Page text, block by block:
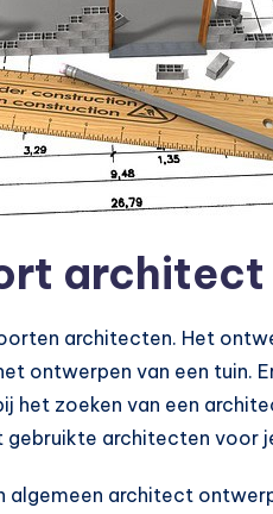
architect
architecten. Het
ontwerpen van een tuin.
het zoeken van een
gebruikte architecten voor
algemeen architect